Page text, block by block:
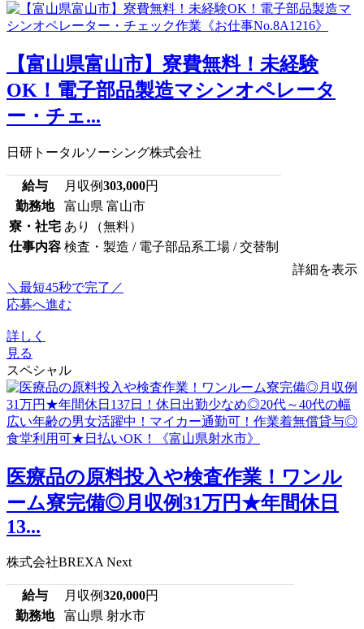
【富山県富山市】寮費無料！未経験
OK！電子部品製造マシンオペレータ
ー・チェ...
日研トータルソーシング株式会社
給与 月収例303,000円
勤務地
富山県 富山市
寮・社宅 あり（無料）
仕事内容 検査・製造 / 電子部品系工場 / 交替制
詳細を表示
＼最短45秒で完了／
応募へ進む
詳しく
見る
スペシャル
医療品の原料投入や検査作業！ワンル
ーム寮完備◎月収例31万円★年間休日
13...
株式会社BREXA Next
給与 月収例320,000円
勤務地
富山県 射水市